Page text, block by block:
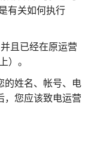
有关如何执行
且已经在原运营
）。
的姓名、帐号、电
，您应该致电运营